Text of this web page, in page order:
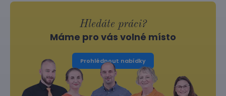
Hledáte práci?
Máme pro vás volné místo
Prohlédnout nabídky